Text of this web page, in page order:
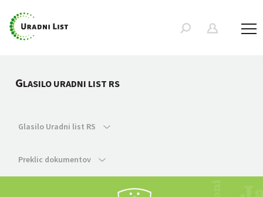
GLASILO URADNI LIST RS
Glasilo Uradni list RS
Preklic dokumentov